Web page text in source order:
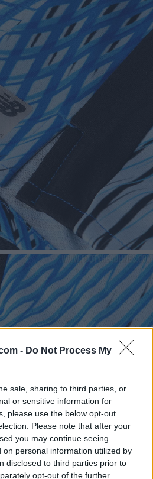
- Do Not Process My
sale, sharing to third parties, or
or sensitive information for
please use the below opt-out
Please note that after your
you may continue seeing
on personal information utilized by
disclosed to third parties prior to
opt-out of the further